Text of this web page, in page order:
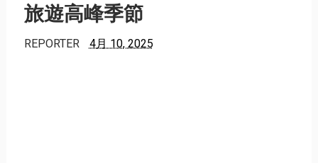
旅遊高峰季節
REPORTER 4月 10, 2025